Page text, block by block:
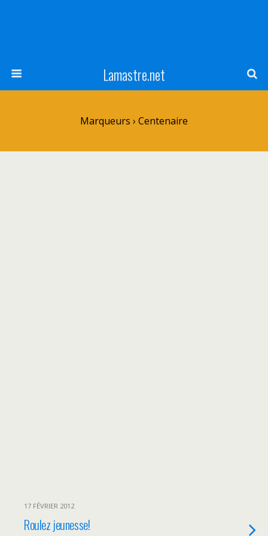
Lamastre.net
Marqueurs › Centenaire
17 FÉVRIER 2012
Roulez jeunesse!